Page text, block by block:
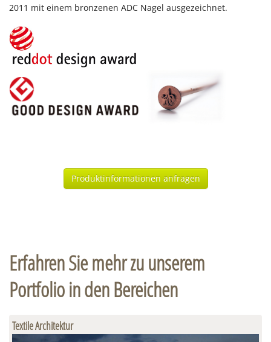
2011 mit einem bronzenen ADC Nagel ausgezeichnet.
Produktinformationen anfragen
Erfahren Sie mehr zu unserem
Portfolio in den Bereichen
Textile Architektur